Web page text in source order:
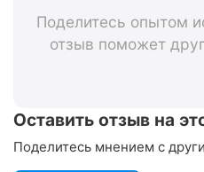
Поделитесь опытом
отзыв поможет
Оставить отзыв на
Поделитесь мнением с